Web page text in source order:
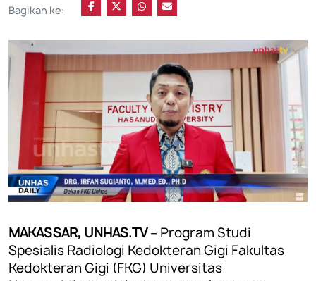
Bagikan ke:
MAKASSAR, UNHAS.TV– Program Studi
Spesialis Radiologi Kedokteran Gigi Fakultas
Kedokteran Gigi (FKG) Universitas